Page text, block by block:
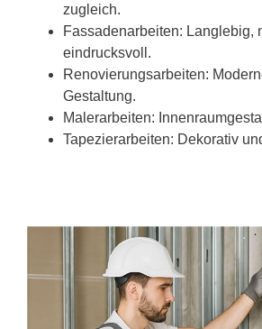
zugleich.
Fassadenarbeiten: Langlebig,
eindrucksvoll.
Renovierungsarbeiten:
Gestaltung.
Malerarbeiten:
Tapezierarbeiten: Dekorativ